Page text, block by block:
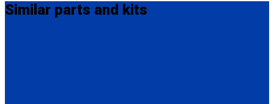
Similar parts and kits